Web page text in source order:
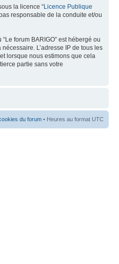
la licence “Licence Publique
responsable de la conduite et/ou
forum BARIGO” est hébergé ou
L’adresse IP de tous les
lorsque nous estimons que cela
partie sans votre
du forum • Heures au format UTC